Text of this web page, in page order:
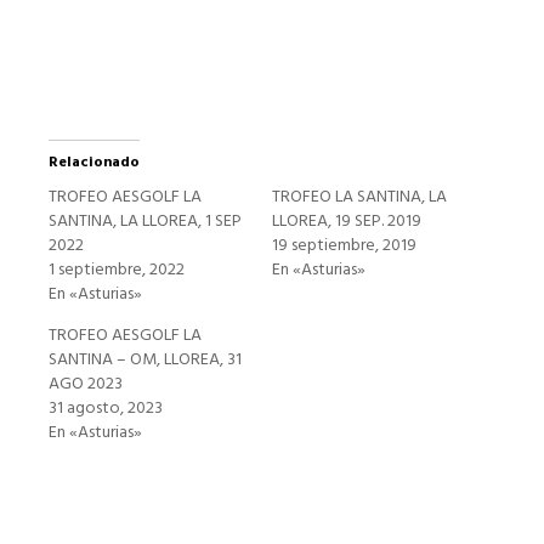
Relacionado
TROFEO AESGOLF LA
SANTINA, LA LLOREA, 1 SEP
2022
1 septiembre, 2022
En «Asturias»
TROFEO LA SANTINA, LA
LLOREA, 19 SEP. 2019
19 septiembre, 2019
En «Asturias»
TROFEO AESGOLF LA
SANTINA – OM, LLOREA, 31
AGO 2023
31 agosto, 2023
En «Asturias»